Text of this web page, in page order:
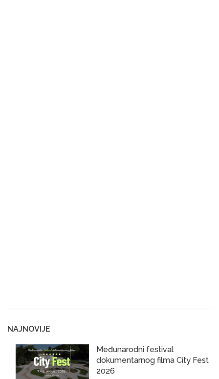
NAJNOVIJE
Međunarodni festival
dokumentarnog filma City Fest
2026